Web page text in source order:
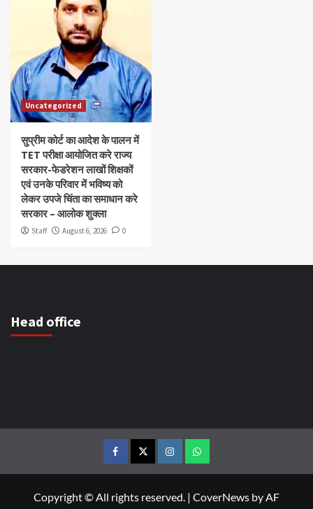
Uncategorized
सुप्रीम कोर्ट का आदेश के पालन में
TET परीक्षा आयोजित करे राज्य
सरकार-फेडरेशन लाखों शिक्षकों
एवं उनके परिवार में भविष्य को
लेकर उपजे चिंता का समाधान करे
सरकार – आलोक शुक्ला
Staff August 6, 2026 0
Head office
Copyright © All rights reserved. | CoverNews by AF